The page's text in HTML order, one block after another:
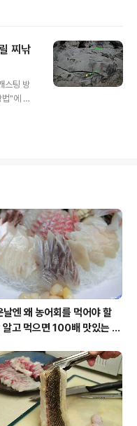
문에
도 한달,
한 낚
면 낚
시 초보
쉬운 일
본다는
찌낚
스팅 방
"에 이
니다.
있어
않으므
중에 동
분동작을
. ■ 바다
날엔 왜 농어회를 먹어야 할
고 먹으면 100배 맛있는 농